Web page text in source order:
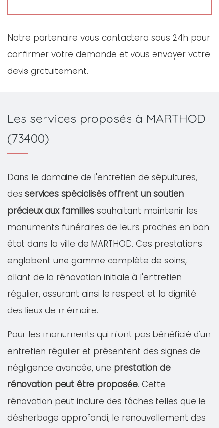
Notre partenaire vous contactera sous 24h pour
confirmer votre demande et vous envoyer votre
devis gratuitement.
Les services proposés à MARTHOD
(73400)
Dans le domaine de l'entretien de sépultures,
des services spécialisés offrent un soutien
précieux aux familles souhaitant maintenir les
monuments funéraires de leurs proches en bon
état dans la ville de MARTHOD. Ces prestations
englobent une gamme complète de soins,
allant de la rénovation initiale à l'entretien
régulier, assurant ainsi le respect et la dignité
des lieux de mémoire.
Pour les monuments qui n'ont pas bénéficié d'un
entretien régulier et présentent des signes de
négligence avancée, une prestation de
rénovation peut être proposée. Cette
rénovation peut inclure des tâches telles que le
désherbage approfondi, le renouvellement des